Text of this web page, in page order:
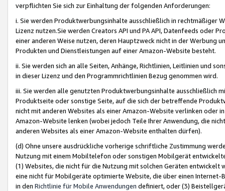
verpflichten Sie sich zur Einhaltung der folgenden Anforderungen:
i. Sie werden Produktwerbungsinhalte ausschließlich in rechtmäßiger
Lizenz nutzen.Sie werden Creators API und PA API, Datenfeeds oder
einer anderen Weise nutzen, deren Hauptzweck nicht in der Werbung
Produkten und Dienstleistungen auf einer Amazon-Website besteht.
ii. Sie werden sich an alle Seiten, Anhänge, Richtlinien, Leitlinien und
in dieser Lizenz und den Programmrichtlinien Bezug genommen wird.
iii. Sie werden alle genutzten Produktwerbungsinhalte ausschließlich
Produktseite oder sonstige Seite, auf die sich der betreffende
nicht mit anderen Websites als einer Amazon-Website verlinken oder
Amazon-Website lenken (wobei jedoch Teile Ihrer Anwendung, die
anderen Websites als einer Amazon-Website enthalten dürfen).
(d) Ohne unsere ausdrückliche vorherige schriftliche Zustimmung
Nutzung mit einem Mobiltelefon oder sonstigen Mobilgerät
(1) Websites, die nicht für die Nutzung mit solchen Geräten
eine nicht für Mobilgeräte optimierte Website, die über einen
in den Richtlinie für Mobile Anwendungen definiert, oder (3)